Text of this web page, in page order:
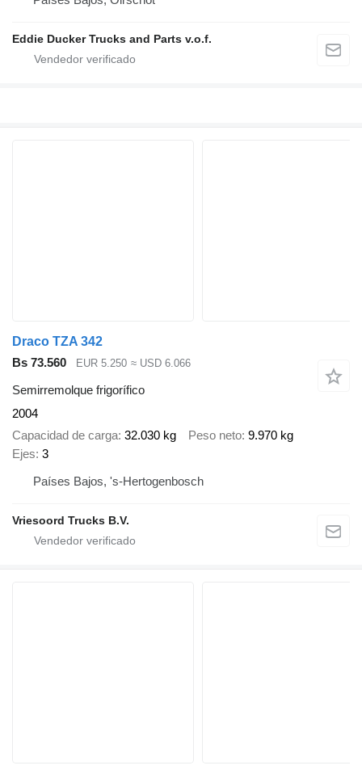
Eddie Ducker Trucks and Parts v.o.f.
Draco TZA 342
Bs 73.560
EUR 5.250 ≈ USD 6.066
Semirremolque frigorífico
2004
Capacidad de carga 32.030 kg Peso neto 9.970 kg
Ejes 3
Países Bajos, 's-Hertogenbosch
Vriesoord Trucks B.V.